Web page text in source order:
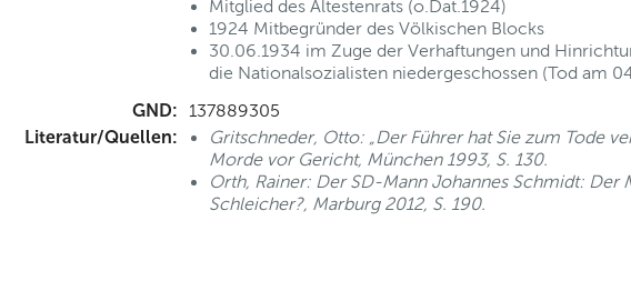
Mitglied des Ältestenrats (o.Dat.1924)
1924 Mitbegründer des Völkischen Blocks
30.06.1934 im Zuge der Verhaftungen und
die Nationalsozialisten niedergeschossen (Tod am
GND: 137889305
Literatur/Quellen:
Gritschneder, Otto: „Der Führer hat Sie zum Tode
Morde vor Gericht, München 1993, S. 130.
Orth, Rainer: Der SD-Mann Johannes Schmidt: Der
Schleicher?, Marburg 2012, S. 190.